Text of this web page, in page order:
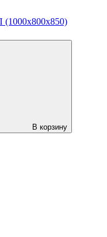
В корзину